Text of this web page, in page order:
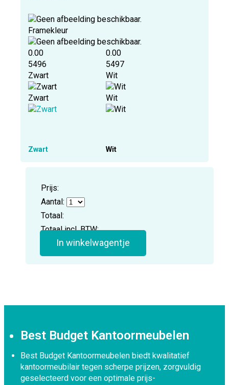
Framekleur
0.00
5496
Zwart
Zwart
Zwart
0.00
5497
Wit
Wit
Wit
Prijs:
Aantal:
Totaal:
Totaal incl. BTW:
In winkelwagentje
Best Budget Kantoormeubelen
Best Budget Kantoormeubelen biedt kwalitatief
kantoormeubilair tegen scherpe prijzen, zorgvuldig
geselecteerd voor een optimale prijs-